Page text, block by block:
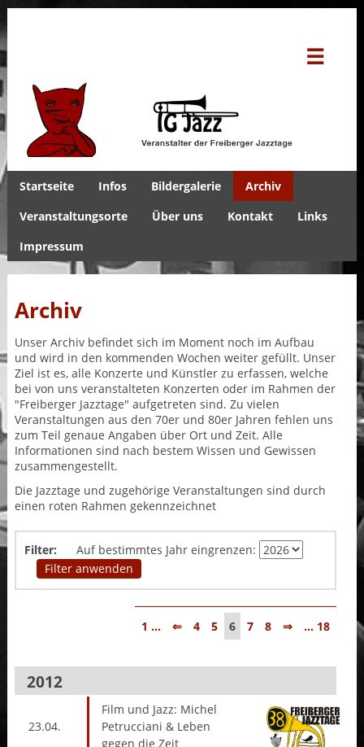
☰
Startseite Infos Bildergalerie
Archiv
Veranstaltungsorte
Über uns Kontakt
Links
Impressum
Archiv
Unser Archiv befindet sich im Moment noch im Aufbau
und wird in den kommenden Wochen weiter gefüllt. Unser
Ziel ist es, alle Konzerte und Künstler zu erfassen, welche
bei von uns veranstalteten Konzerten oder im Rahmen der
"Freiberger Jazztage" aufgetreten sind. Zu vielen
Veranstaltungen aus den 70er und 80er Jahren fehlen uns
zum Teil genaue Angaben über Ort und Zeit. Alle
Informationen sind nach bestem Wissen und Gewissen
zusammengestellt.
Die Jazztage und zugehörige Veranstaltungen sind durch
einen roten Rahmen gekennzeichnet
Filter: Auf bestimmtes Jahr eingrenzen:
1 ... ⇐ 4 5 6 7 8 ⇒ ... 18
2012
23.04.
Film und Jazz: Michel
Petrucciani & Leben
gegen die Zeit